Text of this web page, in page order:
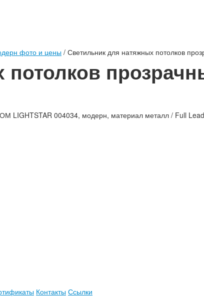
фото и цены / Светильник для натяжных потолков
LIGHTSTAR 004034, модерн, материал металл / Full
Контакты Ссылки